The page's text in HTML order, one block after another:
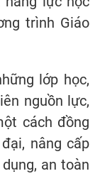
trình Giáo
lớp học,
nguồn lực,
cách đồng
nâng cấp
an toàn